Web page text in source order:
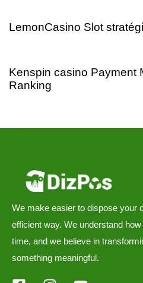
LemonCasino Slot
Kenspin casino Payment
Ranking
We make easier to dispose your
efficient way. We understand
time, and we believe in
something meaningful.